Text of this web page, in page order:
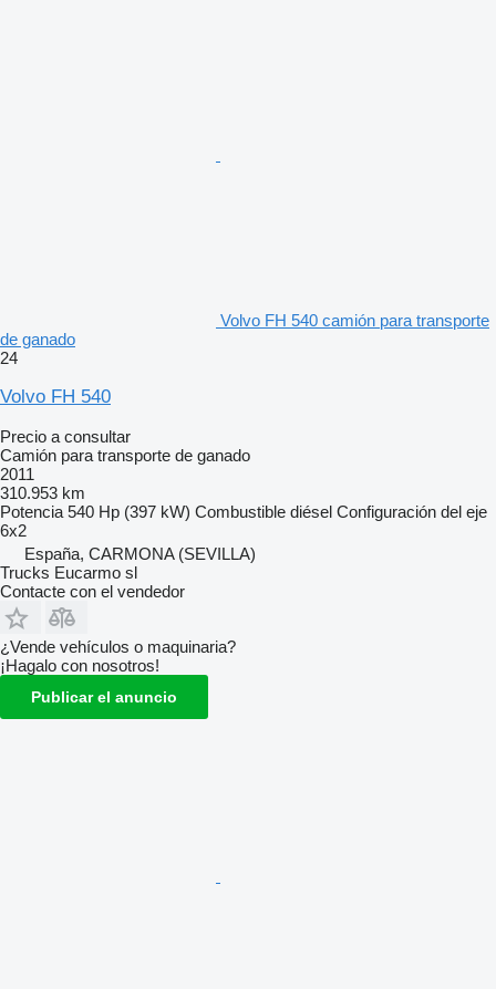
Volvo FH 540 camión para transporte
de ganado
24
Volvo FH 540
Precio a consultar
Camión para transporte de ganado
2011
310.953 km
Potencia 540 Hp (397 kW) Combustible diésel Configuración del eje
6x2
España, CARMONA (SEVILLA)
Trucks Eucarmo sl
Contacte con el vendedor
¿Vende vehículos o maquinaria?
¡Hagalo con nosotros!
Publicar el anuncio